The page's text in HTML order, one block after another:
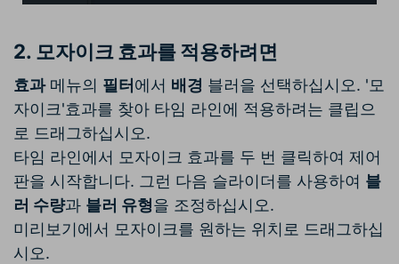
2. 모자이크 효과를 적용하려면
효과메뉴의 필터 에서 배경 블러을 선택하십시오. '모
자이크'효과를 찾아 타임 라인에 적용하려는 클립으
로 드래그하십시오.
타임 라인에서 모자이크 효과를 두 번 클릭하여 제어
판을 시작합니다. 그런 다음 슬라이더를 사용하여 블
러 수량과 블러 유형을 조정하십시오.
미리보기에서 모자이크를 원하는 위치로 드래그하십
시오.